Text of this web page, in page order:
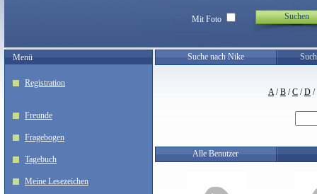
Mit Foto Suchen
Menü
Registration
Freunde
Fragebogen
Tagebuch
Meine Lesezeichen
Suche nach Nike
A/B /C /D /
Alle Benutzer